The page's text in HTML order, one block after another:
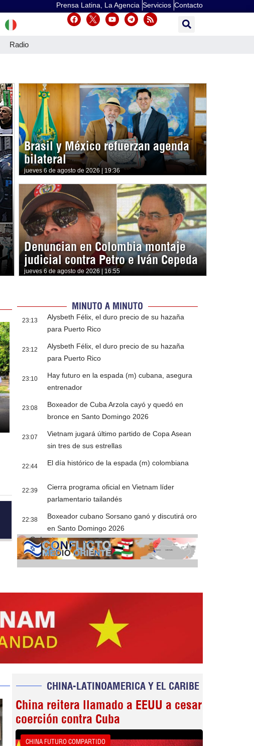
Prensa Latina, La Agencia Servicios Contacto
Radio
Brasil y México refuerzan agenda
bilateral
jueves 6 de agosto de 2026 | 19:36
Denuncian en Colombia montaje
judicial contra Petro e Iván Cepeda
jueves 6 de agosto de 2026 | 16:55
MINUTO A MINUTO
23:13
Alysbeth Félix, el duro precio de su hazaña
para Puerto Rico
23:12
Alysbeth Félix, el duro precio de su hazaña
para Puerto Rico
23:10
Hay futuro en la espada (m) cubana, asegura
entrenador
23:08
Boxeador de Cuba Arzola cayó y quedó en
bronce en Santo Domingo 2026
23:07
Vietnam jugará último partido de Copa Asean
sin tres de sus estrellas
22:44 El día histórico de la espada (m) colombiana
22:39
Cierra programa oficial en Vietnam líder
parlamentario tailandés
22:38
Boxeador cubano Sorsano ganó y discutirá oro
en Santo Domingo 2026
Cobertura
CHINA-LATINOAMERICA Y EL CARIBE
China reitera llamado a EEUU a cesar
coerción contra Cuba
CHINA FUTURO COMPARTIDO